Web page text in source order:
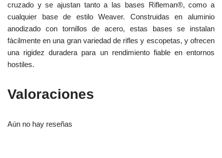
cruzado y se ajustan tanto a las bases Rifleman®, como a
cualquier base de estilo Weaver. Construidas en aluminio
anodizado con tornillos de acero, estas bases se instalan
fácilmente en una gran variedad de rifles y escopetas, y ofrecen
una rigidez duradera para un rendimiento fiable en entornos
hostiles.
Valoraciones
Aún no hay reseñas